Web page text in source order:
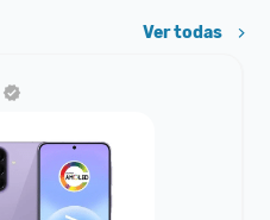
Ver todas